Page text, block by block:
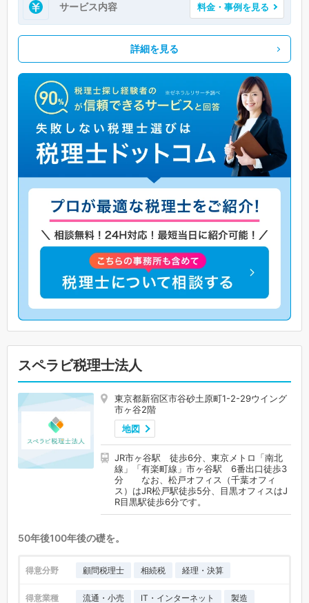
サービス内容 料金・事例を見る
詳細を見る
スペラビ税理士法人
東京都新宿区市谷砂土原町1-2-29ウイング
市ヶ谷2階
地図
JR市ヶ谷駅 徒歩6分、東京メトロ「南北
線」「有楽町線」市ヶ谷駅 6番出口徒歩3
分 なお、松戸オフィス（千葉オフィ
ス）はJR松戸駅徒歩5分、目黒オフィスはJ
R目黒駅徒歩6分です。
50年後100年後の礎を。
得意分野 顧問税理士 相続税 経理・決算
得意業種 流通・小売 IT・インターネット 製造